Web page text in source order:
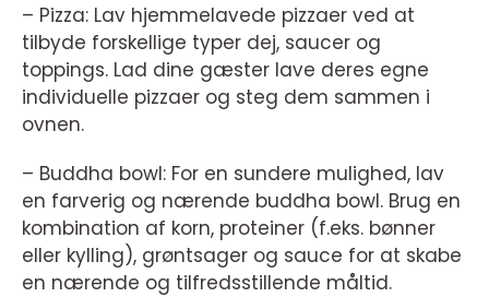
– Pizza: Lav hjemmelavede pizzaer ved at
tilbyde forskellige typer dej, saucer og
toppings. Lad dine gæster lave deres egne
individuelle pizzaer og steg dem sammen i
ovnen.
– Buddha bowl: For en sundere mulighed, lav
en farverig og nærende buddha bowl. Brug en
kombination af korn, proteiner (f.eks. bønner
eller kylling), grøntsager og sauce for at skabe
en nærende og tilfredsstillende måltid.